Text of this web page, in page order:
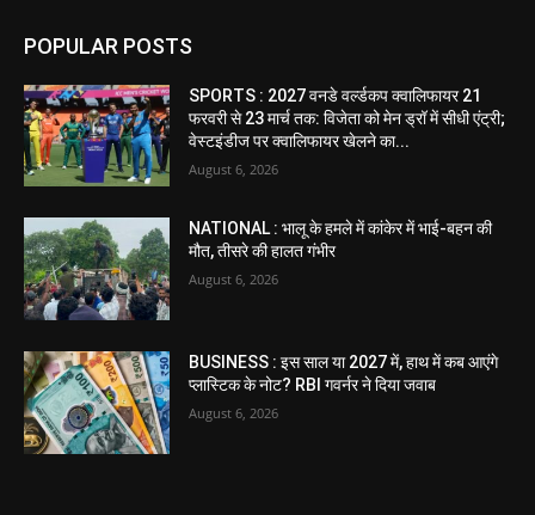
POPULAR POSTS
SPORTS : 2027 वनडे वर्ल्डकप क्वालिफायर 21
फरवरी से 23 मार्च तक: विजेता को मेन ड्रॉ में सीधी एंट्री;
वेस्टइंडीज पर क्वालिफायर खेलने का...
August 6, 2026
NATIONAL : भालू के हमले में कांकेर में भाई-बहन की
मौत, तीसरे की हालत गंभीर
August 6, 2026
BUSINESS : इस साल या 2027 में, हाथ में कब आएंगे
प्लास्टिक के नोट? RBI गवर्नर ने दिया जवाब
August 6, 2026